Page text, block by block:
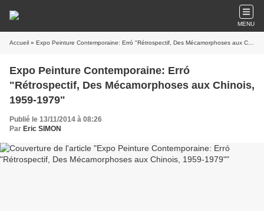
MENU
Accueil » Expo Peinture Contemporaine: Erró "Rétrospectif, Des Mécamorphoses aux Chinois, 1959-1979"
Expo Peinture Contemporaine: Erró
"Rétrospectif, Des Mécamorphoses aux Chinois,
1959-1979"
Publié le 13/11/2014 à 08:26
Par Eric SIMON